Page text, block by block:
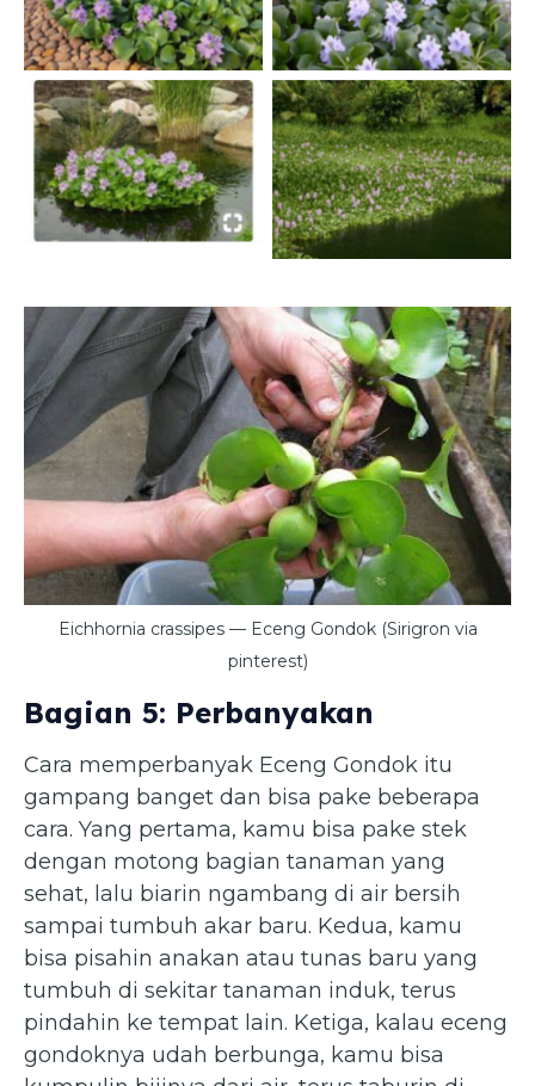
Eceng Gondok
(pinterest.com)
Eceng Gondok
(infojardin.com)
Eichhornia crassipes —
Eceng Gondok (Anna via
pinterest)
Eichhornia crassipes —
Eceng Gondok
(feedipedia.org)
Eichhornia crassipes — Eceng Gondok (Sirigron via
pinterest)
Bagian 5: Perbanyakan
Cara memperbanyak Eceng Gondok itu
gampang banget dan bisa pake beberapa
cara. Yang pertama, kamu bisa pake stek
dengan motong bagian tanaman yang
sehat, lalu biarin ngambang di air bersih
sampai tumbuh akar baru. Kedua, kamu
bisa pisahin anakan atau tunas baru yang
tumbuh di sekitar tanaman induk, terus
pindahin ke tempat lain. Ketiga, kalau eceng
gondoknya udah berbunga, kamu bisa